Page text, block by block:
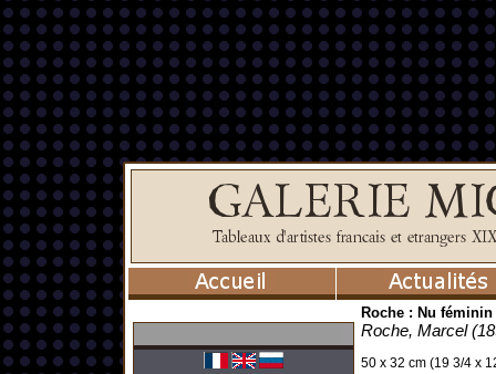
Roche : Nu féminin
Roche, Marcel
50 x 32 cm (19 3/4 x